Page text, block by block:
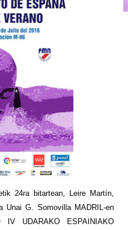
24ra bitartean, Leire Martín,
Unai G. Somovilla MADRIL-en
UDARAKO ESPAINIAKO